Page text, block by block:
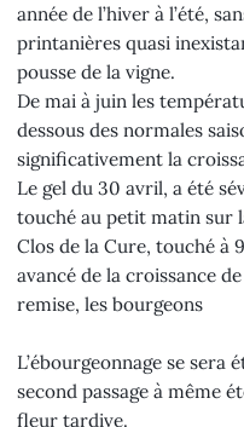
année de l’hiver à l’été,
printanières quasi
pousse de la vigne.
De mai à juin les
dessous des normales
significativement la
Le gel du 30 avril, a été
touché au petit matin sur
Clos de la Cure, touché à
avancé de la croissance
remise, les bourgeons
L’ébourgeonnage se sera
second passage à même
fleur tardive.